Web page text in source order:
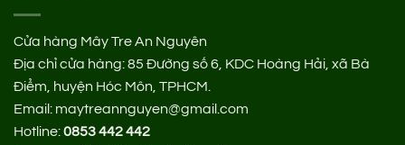
Cửa hàng Mây Tre An Nguyên
Địa chỉ cửa hàng:85 Đường số 6, KDC Hoàng Hải, xã Bà
Điểm, huyện Hóc Môn, TPHCM.
Email: maytreannguyen@gmail.com
Hotline:0853 442 442